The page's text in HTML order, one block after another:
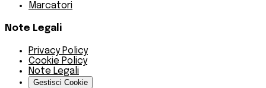
Marcatori
Note Legali
Privacy Policy
Cookie Policy
Note Legali
Gestisci Cookie